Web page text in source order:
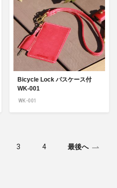
Bicycle Lock パスケース付
WK-001
WK-001
3 4 最後へ